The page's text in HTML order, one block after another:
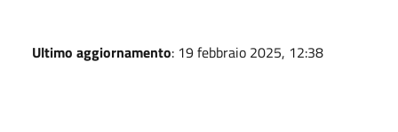
Ultimo aggiornamento: 19 febbraio 2025, 12:38